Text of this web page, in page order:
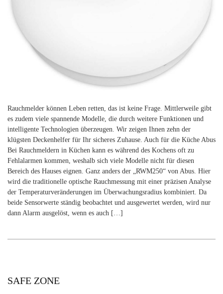
Rauchmelder können Leben retten, das ist keine Frage. Mittlerweile gibt
es zudem viele spannende Modelle, die durch weitere Funktionen und
intelligente Technologien überzeugen. Wir zeigen Ihnen zehn der
klügsten Deckenhelfer für Ihr sicheres Zuhause. Auch für die Küche Abus
Bei Rauchmeldern in Küchen kann es während des Kochens oft zu
Fehlalarmen kommen, weshalb sich viele Modelle nicht für diesen
Bereich des Hauses eignen. Ganz anders der „RWM250“ von Abus. Hier
wird die traditionelle optische Rauchmessung mit einer präzisen Analyse
der Temperaturveränderungen im Überwachungsradius kombiniert. Da
beide Sensorwerte ständig beobachtet und ausgewertet werden, wird nur
dann Alarm ausgelöst, wenn es auch […]
SAFE ZONE